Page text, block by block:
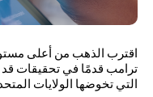
اقترب الذهب من أعلى
ترامب قدمًا في تحقيقات قد
التي تخوضها الولايات